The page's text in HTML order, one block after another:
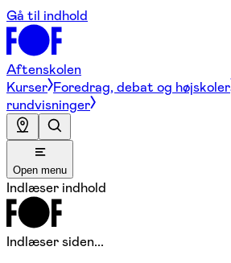
Gå til indhold
Aftenskolen
Kurser Foredrag, debat og højskoler
rundvisninger
Open menu
Indlæser indhold
Indlæser siden...